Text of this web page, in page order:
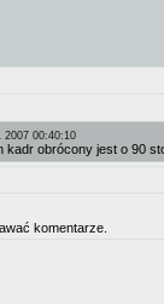
2007 00:40:10
kadr obrócony jest o 90
komentarze.